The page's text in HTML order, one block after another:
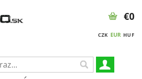
CZK EUR HUF
€0